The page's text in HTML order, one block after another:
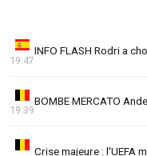
INFO FLASH Rodri a
19:47
BOMBE MERCATO
19:39
Crise majeure : l'UEFA